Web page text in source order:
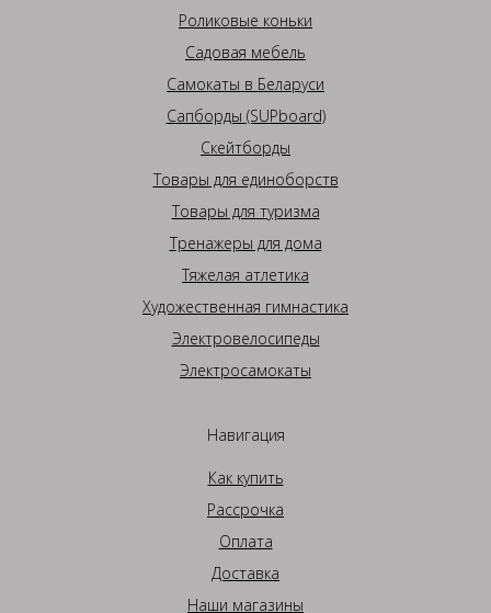
Роликовые коньки
Садовая мебель
Самокаты в Беларуси
Сапборды (SUPboard)
Скейтборды
Товары для единоборств
Товары для туризма
Тренажеры для дома
Тяжелая атлетика
Художественная гимнастика
Электровелосипеды
Электросамокаты
Навигация
Как купить
Рассрочка
Оплата
Доставка
Наши магазины